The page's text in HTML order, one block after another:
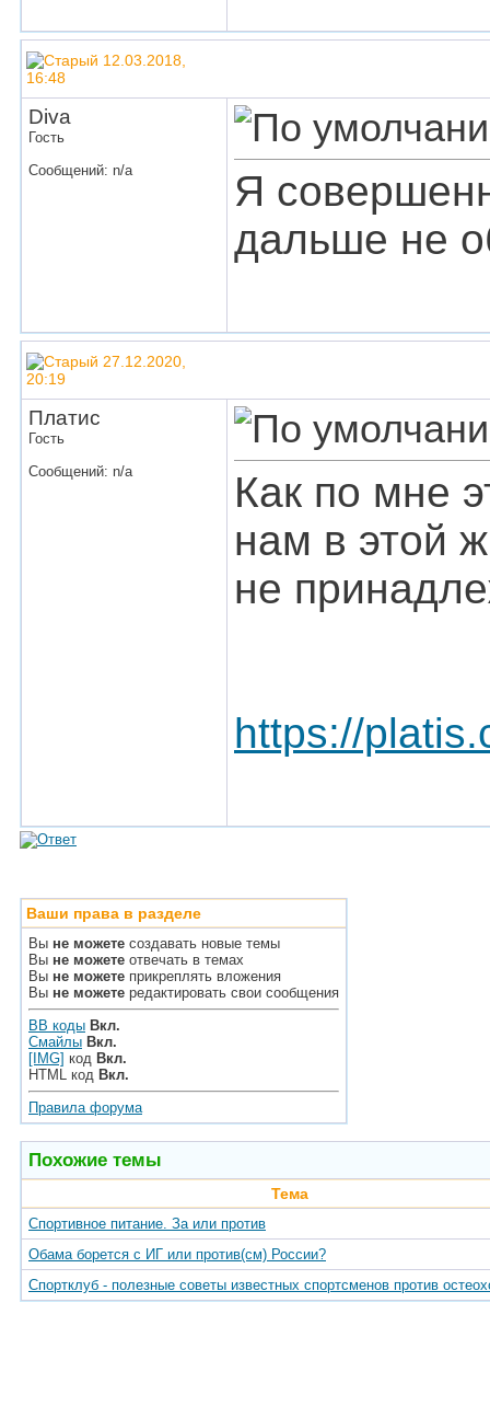
12.03.2018,
16:48
Diva
Гость
Сообщений: n/a
Я
дальше не
27.12.2020,
20:19
Платис
Гость
Сообщений: n/a
Как по мне
нам в этой
не
https://
Ваши права в разделе
Вы не можете создавать новые темы
Вы не можете отвечать в темах
Вы не можете прикреплять вложения
Вы не можете редактировать свои сообщения
BB коды Вкл.
Смайлы Вкл.
[IMG] код Вкл.
HTML код Вкл.
Правила форума
Похожие темы
Тема
Спортивное питание. За или против
Обама борется с ИГ или против(см) России?
Спортклуб - полезные советы известных спортсменов против